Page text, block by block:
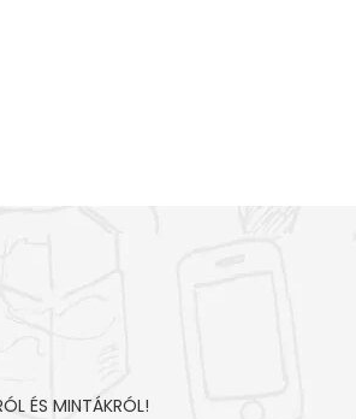
ÉS MINTÁKRÓL!